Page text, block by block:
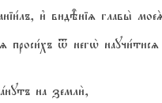
и3 видBніz главы2
t негw2
на земли2,